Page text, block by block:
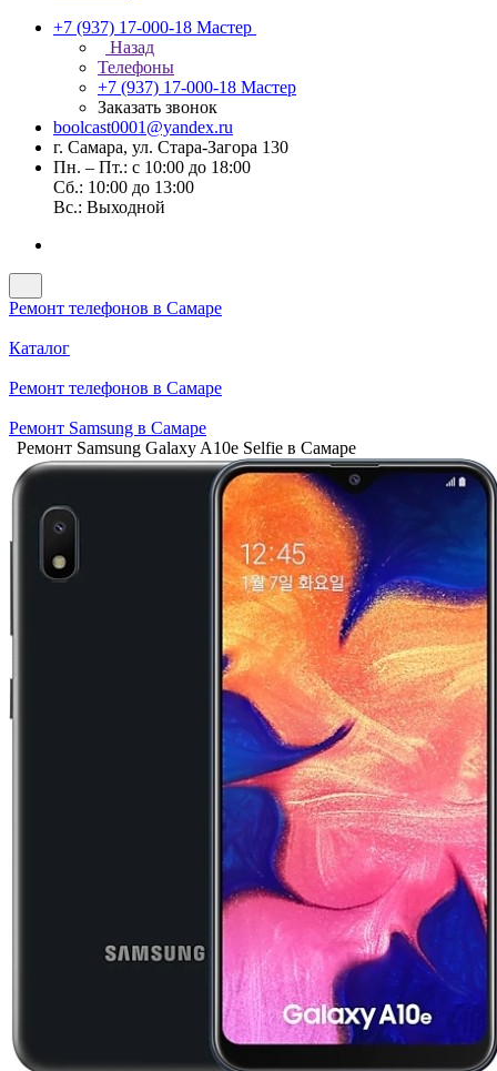
+7 (937) 17-000-18 Мастер
Назад
Телефоны
+7 (937) 17-000-18 Мастер
Заказать звонок
boolcast0001@yandex.ru
г. Самара, ул. Стара-Загора 130
Пн. – Пт.: с 10:00 до 18:00
Сб.: 10:00 до 13:00
Вс.: Выходной
Ремонт телефонов в Самаре
Каталог
Ремонт телефонов в Самаре
Ремонт Samsung в Самаре
Ремонт Samsung Galaxy A10e Selfie в Самаре